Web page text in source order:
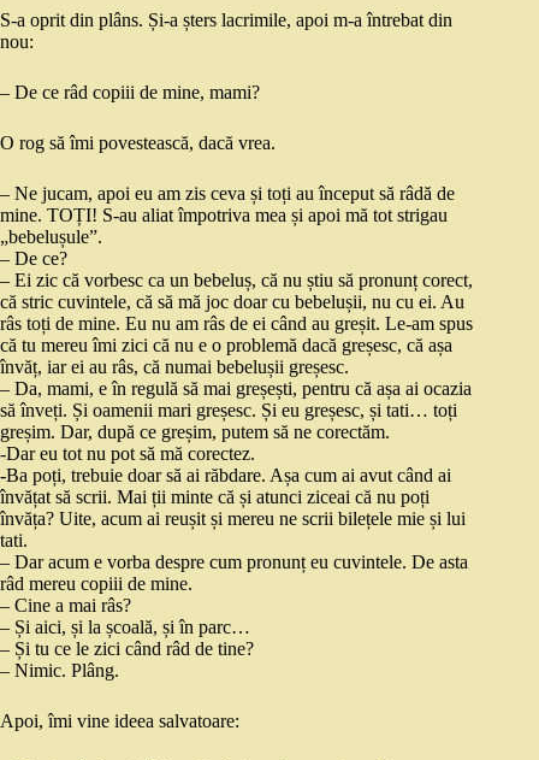
S-a oprit din plâns. Și-a șters lacrimile, apoi m-a întrebat din
nou:
– De ce râd copiii de mine, mami?
O rog să îmi povestească, dacă vrea.
– Ne jucam, apoi eu am zis ceva și toți au început să râdă de
mine. TOȚI! S-au aliat împotriva mea și apoi mă tot strigau
„bebelușule”.
– De ce?
– Ei zic că vorbesc ca un bebeluș, că nu știu să pronunț corect,
că stric cuvintele, că să mă joc doar cu bebelușii, nu cu ei. Au
râs toți de mine. Eu nu am râs de ei când au greșit. Le-am spus
că tu mereu îmi zici că nu e o problemă dacă greșesc, că așa
învăț, iar ei au râs, că numai bebelușii greșesc.
– Da, mami, e în regulă să mai greșești, pentru că așa ai ocazia
să înveți. Și oamenii mari greșesc. Și eu greșesc, și tati… toți
greșim. Dar, după ce greșim, putem să ne corectăm.
-Dar eu tot nu pot să mă corectez.
-Ba poți, trebuie doar să ai răbdare. Așa cum ai avut când ai
învățat să scrii. Mai ții minte că și atunci ziceai că nu poți
învăța? Uite, acum ai reușit și mereu ne scrii bilețele mie și lui
tati.
– Dar acum e vorba despre cum pronunț eu cuvintele. De asta
râd mereu copiii de mine.
– Cine a mai râs?
– Și aici, și la școală, și în parc…
– Și tu ce le zici când râd de tine?
– Nimic. Plâng.
Apoi, îmi vine ideea salvatoare: